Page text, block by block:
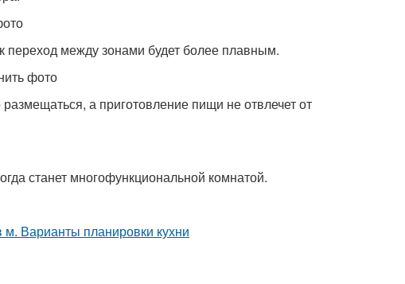
переход между зонами будет более плавным.
фото
а приготовление пищи не отвлечет от
станет многофункциональной комнатой.